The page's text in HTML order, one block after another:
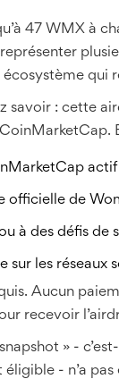
47 WMX à
qui
savoir : cette
actif
officielle de
à des défis de
sur les réseaux
Aucun
recevoir
» -
- n’a